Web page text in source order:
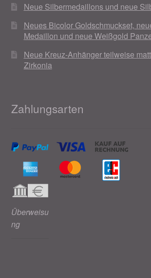
Neue Silbermedaillons und neue
Neues Bicolor Goldschmuckset,
Medaillon und neue Weißgold
Neue Kreuz-Anhänger teilweise
Zirkonia
Zahlungsarten
Überweisu
ng